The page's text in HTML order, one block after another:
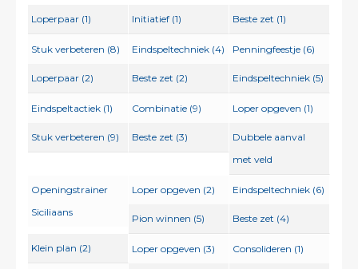
Loperpaar (1) Initiatief (1) Beste zet (1)
Stuk verbeteren (8) Eindspeltechniek (4) Penningfeestje (6)
Loperpaar (2) Beste zet (2) Eindspeltechniek (5)
Eindspeltactiek (1) Combinatie (9) Loper opgeven (1)
Stuk verbeteren (9) Beste zet (3)
Dubbele aanval
met veld
Openingstrainer
Siciliaans
Loper opgeven (2) Eindspeltechniek (6)
Pion winnen (5) Beste zet (4)
Klein plan (2) Loper opgeven (3) Consolideren (1)